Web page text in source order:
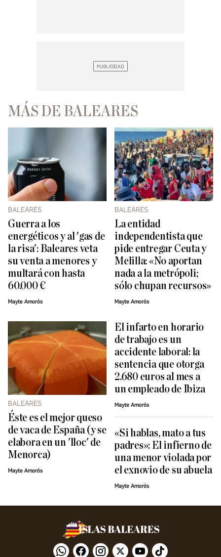
MÁS DE BALEARES
BALEARES
Guerra a los
energéticos y al 'gas de
la risa': Baleares veta
su venta a menores y
multará con hasta
60.000 €
Mayte Amorós
BALEARES
La entidad
independentista que
pide entregar Ceuta y
Melilla: «No aportan
nada a la metrópoli;
sólo chupan recursos»
Mayte Amorós
BALEARES
Éste es el mejor queso
de vaca de España (y se
elabora en un 'lloc' de
Menorca)
Mayte Amorós
El infarto en horario
de trabajo es un
accidente laboral: la
sentencia que otorga
2.680 euros al mes a
un empleado de Ibiza
Mayte Amorós
«Si hablas, mato a tus
padres»: El infierno de
una menor violada por
el exnovio de su abuela
Mayte Amorós